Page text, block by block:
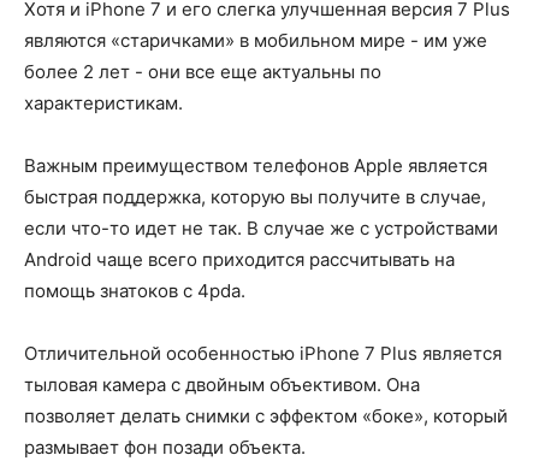
Хотя и iPhone 7 и его слегка улучшенная версия 7 Plus
являются «старичками» в мобильном мире - им уже
более 2 лет - они все еще актуальны по
характеристикам.
Важным преимуществом телефонов Apple является
быстрая поддержка, которую вы получите в случае,
если что-то идет не так. В случае же с устройствами
Android чаще всего приходится рассчитывать на
помощь знатоков с 4pda.
Отличительной особенностью iPhone 7 Plus является
тыловая камера с двойным объективом. Она
позволяет делать снимки с эффектом «боке», который
размывает фон позади объекта.